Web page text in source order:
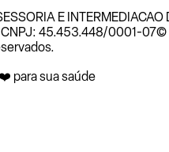
E INTERMEDIACAO
CNPJ: 45.453.448/0001-07©
para sua saúde